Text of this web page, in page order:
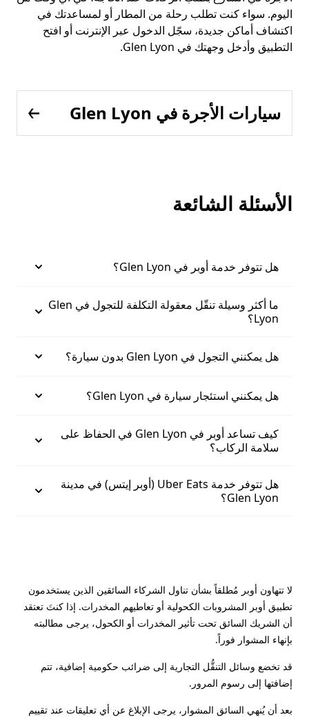
اليوم. سواء كنت تطلب رحلة من المطار أو لمساعدتك في
اكتشاف أماكن جديدة، سجّل الدخول عبر الإنترنت أو افتح
التطبيق وأدخل وجهتك في Glen Lyon.
سيارات الأجرة في Glen Lyon
الأسئلة الشائعة
هل تتوفر خدمة أوبر في Glen Lyon؟
ما أكثر وسيلة تنقّل معقولة التكلفة للتجول في Glen
Lyon؟
هل يمكنني التجول في Glen Lyon بدون سيارة؟
هل يمكنني استئجار سيارة في Glen Lyon؟
كيف تساعد أوبر في Glen Lyon في الحفاظ على
سلامة الركاب؟
هل تتوفر خدمة Uber Eats (أوبر إيتس) في مدينة
Glen Lyon؟
لا تتهاون أوبر مُطلقاً بشأن تناول الشركاء السائقين الذين يستخدمون
تطبيق أوبر المشروبات الكحولية أو تعاطيهم المخدرات. إذا كنتَ تعتقد
أن الشريك السائق تحت تأثير المخدرات أو الكحول، يرجى مطالبته
بإنهاء المشوار فوراً.
قد تخضع وسائل التنقُّل التجارية إلى ضرائب حكومية إضافية، تتم
إضافتها إلى رسوم المرور.
بعد أن يُنهي السائق المشوار، يرجى الإبلاغ عن أي تعليقات عند تقييم